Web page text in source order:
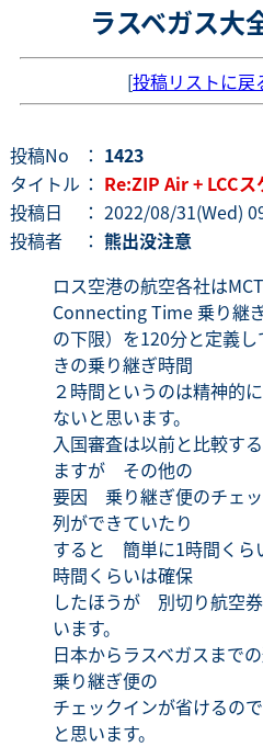
ラスベガス大
[投稿リストに戻
投稿No ： 1423
タイトル ： Re:ZIP Air + LCCス
投稿日
： 2022/08/31(Wed)
投稿者
： 熊出没注意
ロス空港の航空各社は
Connecting Time 乗り継
の下限）を120分と定義
きの乗り継ぎ時間
２時間というのは精神的
ないと思います。
入国審査は以前と比較す
ますが その他の
要因 乗り継ぎ便のチェ
列ができていたり
すると 簡単に1時間く
時間くらいは確保
したほうが 別切り航空
います。
日本からラスベガスまで
乗り継ぎ便の
チェックインが省けるの
と思います。